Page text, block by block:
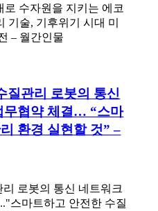
로 수자원을 지키는 에코
기술, 기후위기 시대 미
– 월간인물
질관리 로봇의 통신
무협약 체결… “스마
환경 실현할 것” –
로봇의 통신 네트워크
스마트하고 안전한 수질